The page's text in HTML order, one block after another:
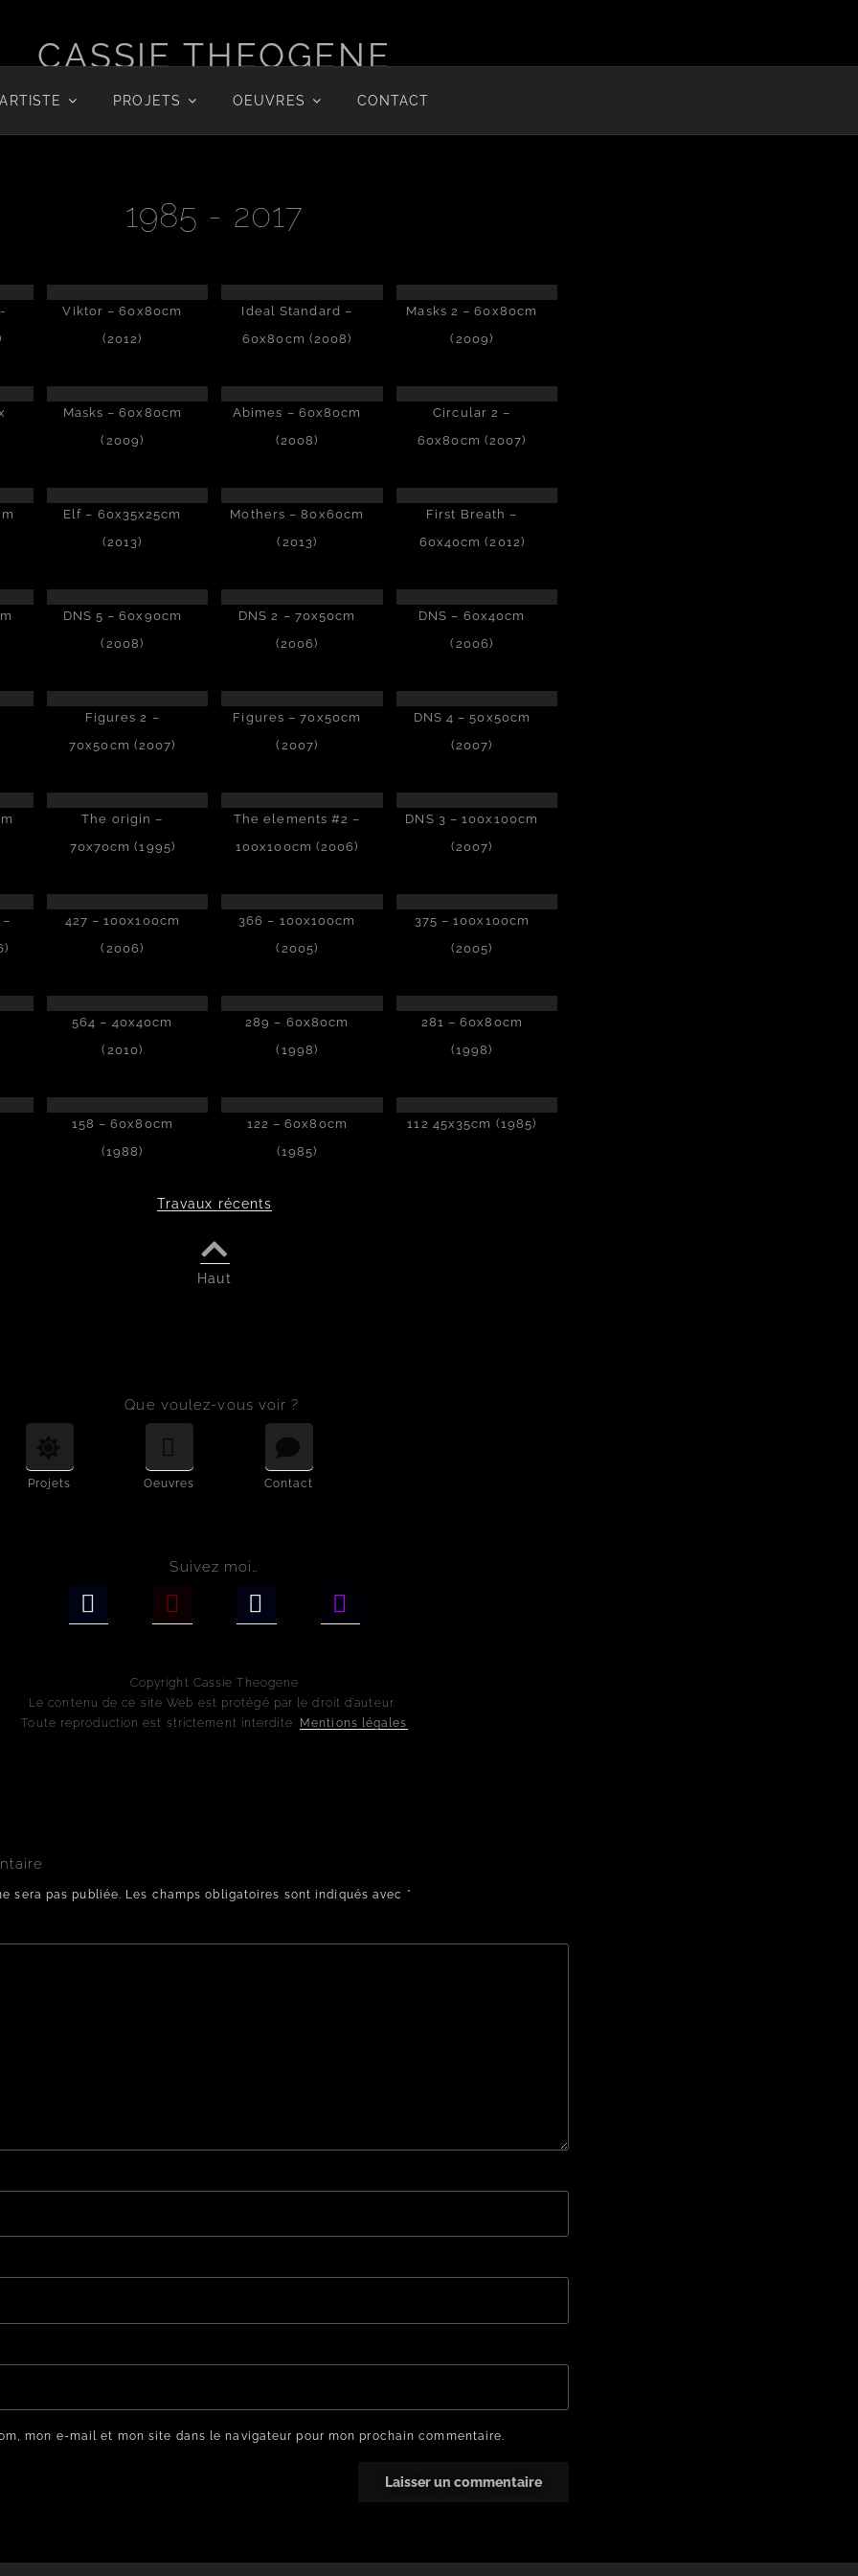
CASSIE THEOGENE
ARTISTE PROJETS OEUVRES CONTACT
1985 - 2017
Viktor – 60x80cm
(2012)
Ideal Standard –
60x80cm (2008)
Masks 2 – 60x80cm
(2009)
Masks – 60x80cm
(2009)
Abimes – 60x80cm
(2008)
Circular 2 –
60x80cm (2007)
Elf – 60x35x25cm
(2013)
Mothers – 80x60cm
(2013)
First Breath –
60x40cm (2012)
DNS 5 – 60x90cm
(2008)
DNS 2 – 70x50cm
(2006)
DNS – 60x40cm
(2006)
Figures 2 –
70x50cm (2007)
Figures – 70x50cm
(2007)
DNS 4 – 50x50cm
(2007)
The origin –
70x70cm (1995)
The elements #2 –
100x100cm (2006)
DNS 3 – 100x100cm
(2007)
427 – 100x100cm
(2006)
366 – 100x100cm
(2005)
375 – 100x100cm
(2005)
564 – 40x40cm
(2010)
289 – 60x80cm
(1998)
281 – 60x80cm
(1998)
158 – 60x80cm
(1988)
122 – 60x80cm
(1985)
112 45x35cm (1985)
Travaux récents
Haut
Que voulez-vous voir ?
Projets Oeuvres Contact
Suivez moi…
Copyright Cassie Theogene
Le contenu de ce site Web est protégé par le droit d’auteur.
Toute reproduction est strictement interdite. Mentions légales
sera pas publiée. Les champs obligatoires sont indiqués avec *
mon e-mail et mon site dans le navigateur pour mon prochain commentaire.